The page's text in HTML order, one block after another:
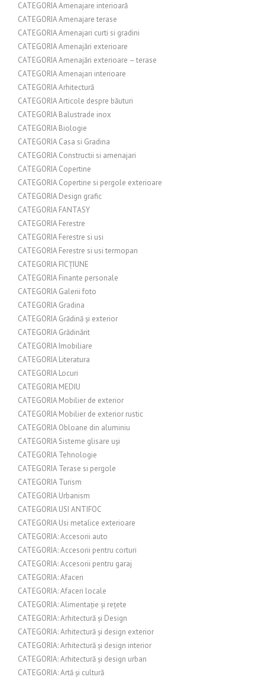
CATEGORIA Amenajare interioară
CATEGORIA Amenajare terase
CATEGORIA Amenajari curti si gradini
CATEGORIA Amenajări exterioare
CATEGORIA Amenajări exterioare – terase
CATEGORIA Amenajari interioare
CATEGORIA Arhitectură
CATEGORIA Articole despre băuturi
CATEGORIA Balustrade inox
CATEGORIA Biologie
CATEGORIA Casa si Gradina
CATEGORIA Constructii si amenajari
CATEGORIA Copertine
CATEGORIA Copertine si pergole exterioare
CATEGORIA Design grafic
CATEGORIA FANTASY
CATEGORIA Ferestre
CATEGORIA Ferestre si usi
CATEGORIA Ferestre si usi termopan
CATEGORIA FICȚIUNE
CATEGORIA Finante personale
CATEGORIA Galerii foto
CATEGORIA Gradina
CATEGORIA Grădină și exterior
CATEGORIA Grădinărit
CATEGORIA Imobiliare
CATEGORIA Literatura
CATEGORIA Locuri
CATEGORIA MEDIU
CATEGORIA Mobilier de exterior
CATEGORIA Mobilier de exterior rustic
CATEGORIA Obloane din aluminiu
CATEGORIA Sisteme glisare uși
CATEGORIA Tehnologie
CATEGORIA Terase si pergole
CATEGORIA Turism
CATEGORIA Urbanism
CATEGORIA USI ANTIFOC
CATEGORIA Usi metalice exterioare
CATEGORIA: Accesorii auto
CATEGORIA: Accesorii pentru corturi
CATEGORIA: Accesorii pentru garaj
CATEGORIA: Afaceri
CATEGORIA: Afaceri locale
CATEGORIA: Alimentație și rețete
CATEGORIA: Arhitectură și Design
CATEGORIA: Arhitectură și design exterior
CATEGORIA: Arhitectură și design interior
CATEGORIA: Arhitectură și design urban
CATEGORIA: Artă și cultură